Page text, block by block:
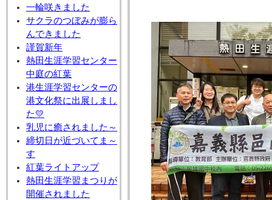
一輪咲きました
サクラのつぼみが膨ら
んできました
謹賀新年
熱田生涯学習センター
中庭の紅葉
港生涯学習センターの
港文化祭に出展しまし
た💛
乳児に癒されました～
締切日が近づいてま～
す
紅葉ライトアップ
熱田生涯学習まつりが
開催されました